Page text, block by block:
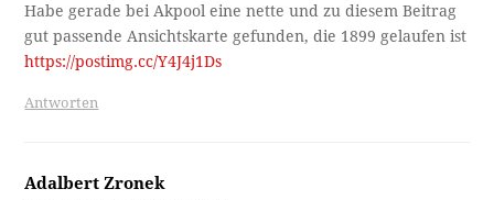
Habe gerade bei Akpool eine nette und zu diesem Beitrag
gut passende Ansichtskarte gefunden, die 1899 gelaufen ist
https://postimg.cc/Y4J4j1Ds
Antworten
Adalbert Zronek